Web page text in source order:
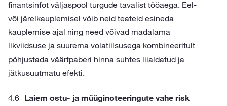
finantsinfot väljaspool turgude tavalist tööaega. Eel-
või järelkauplemisel võib neid teateid esineda
kauplemise ajal ning need võivad madalama
likviidsuse ja suurema volatiilsusega kombineeritult
põhjustada väärtpaberi hinna suhtes liialdatud ja
jätkusuutmatu efekti.
Laiem ostu- ja müüginoteeringute vahe risk